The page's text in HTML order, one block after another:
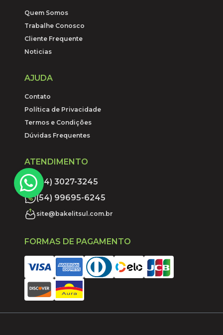
Quem Somos
Trabalhe Conosco
Cliente Frequente
Noticias
AJUDA
Contato
Política de Privacidade
Termos e Condições
Dúvidas Frequentes
ATENDIMENTO
(54) 3027-3245
(54) 99695-6245
site@bakelitsul.com.br
FORMAS DE PAGAMENTO